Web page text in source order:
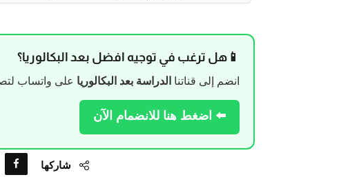
📱هل ترغب في توجيه افضل بعد البكالوريا؟
انضم إلى قناتنا الدراسة بعد البكالوريا على واتساب
⬅️ اضغط هنا للانضمام الآن
شاركها